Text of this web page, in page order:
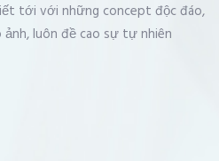
tới với những concept độc đáo,
luôn đề cao sự tự nhiên